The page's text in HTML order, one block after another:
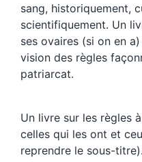
sang, historiquement,
scientifiquement. Un
ses ovaires (si on en
vision des règles
patriarcat.
Un livre sur les règles
celles qui les ont et
reprendre le sous-